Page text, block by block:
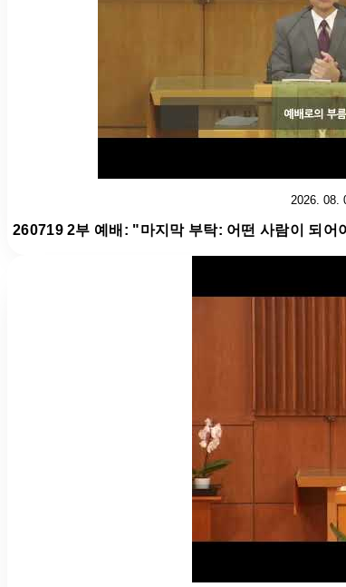
2026. 08.
260719 2부 예배: "마지막 부탁: 어떤 사람이 되